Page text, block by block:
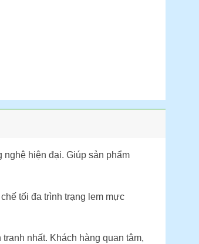
hiện đại. Giúp sản phẩm
tối đa trình trạng lem mực
nhất. Khách hàng quan tâm,